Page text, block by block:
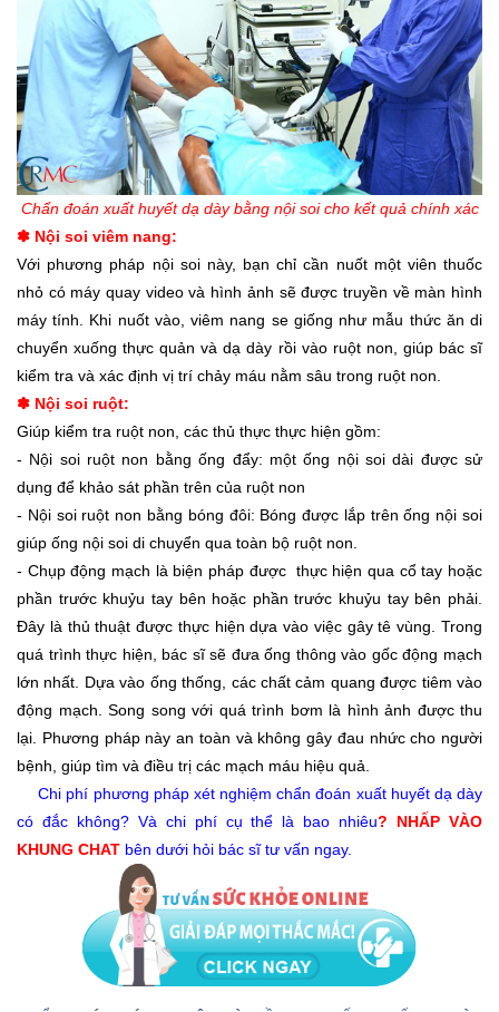
Chẩn đoán xuất huyết dạ dày bằng nội soi cho kết quả chính xác
✽ Nội soi viêm nang:
Với phương pháp nội soi này, bạn chỉ cần nuốt một viên thuốc
nhỏ có máy quay video và hình ảnh sẽ được truyền về màn hình
máy tính. Khi nuốt vào, viêm nang se giống như mẫu thức ăn di
chuyển xuống thực quản và dạ dày rồi vào ruột non, giúp bác sĩ
kiểm tra và xác định vị trí chảy máu nằm sâu trong ruột non.
✽ Nội soi ruột:
Giúp kiểm tra ruột non, các thủ thực thực hiện gồm:
- Nội soi ruột non bằng ống đẩy: một ống nội soi dài được sử
dụng để khảo sát phần trên của ruột non
- Nội soi ruột non bằng bóng đôi: Bóng được lắp trên ống nội soi
giúp ống nội soi di chuyển qua toàn bộ ruột non.
- Chụp động mạch là biện pháp được thực hiện qua cổ tay hoặc
phần trước khuỷu tay bên hoặc phần trước khuỷu tay bên phải.
Đây là thủ thuật được thực hiện dựa vào việc gây tê vùng. Trong
quá trình thực hiện, bác sĩ sẽ đưa ống thông vào gốc động mạch
lớn nhất. Dựa vào ống thống, các chất cảm quang được tiêm vào
động mạch. Song song với quá trình bơm là hình ảnh được thu
lại. Phương pháp này an toàn và không gây đau nhức cho người
bệnh, giúp tìm và điều trị các mạch máu hiệu quả.
Chi phí phương pháp xét nghiệm chẩn đoán xuất huyết dạ dày
có đắc không? Và chi phí cụ thể là bao nhiêu? NHẤP VÀO
KHUNG CHAT bên dưới hỏi bác sĩ tư vấn ngay.